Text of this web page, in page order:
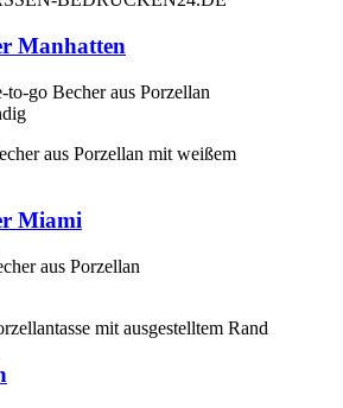
Manhatten
go Becher aus Porzellan
Miami
aus Porzellan